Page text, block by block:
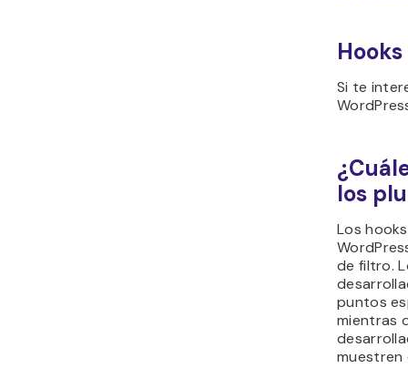
Si te
los
Los
de filtro.
puntos
mientras
muestren